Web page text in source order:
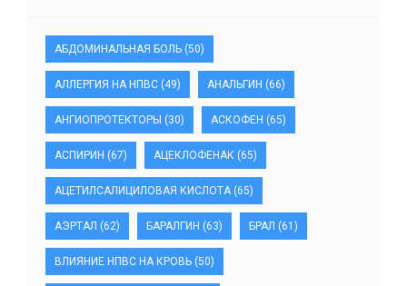
АБДОМИНАЛЬНАЯ БОЛЬ (50)
АЛЛЕРГИЯ НА НПВС (49) АНАЛЬГИН (66)
АНГИОПРОТЕКТОРЫ (30) АСКОФЕН (65)
АСПИРИН (67) АЦЕКЛОФЕНАК (65)
АЦЕТИЛСАЛИЦИЛОВАЯ КИСЛОТА(65)
АЭРТАЛ (62) БАРАЛГИН (63) БРАЛ (61)
ВЛИЯНИЕ НПВС НА КРОВЬ (50)